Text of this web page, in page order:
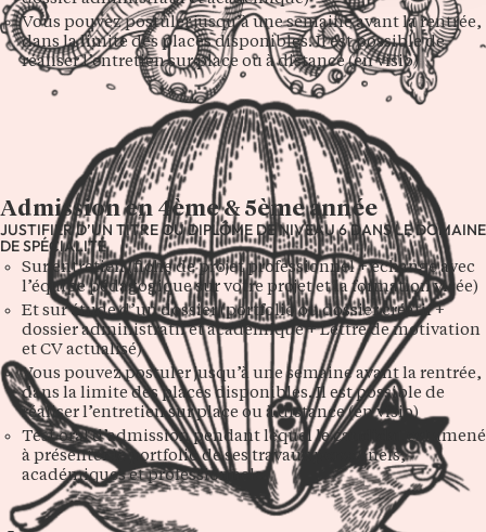
Vous pouvez postuler jusqu’à une semaine avant la rentrée,
dans la limite des places disponibles. Il est possible de
réaliser l’entretien sur place ou à distance (en visio)
Admission en 4ème & 5ème année
JUSTIFIER D’UN TITRE OU DIPLÔME DE NIVEAU 6 DANS LE DOMAINE
DE SPÉCIALITÉ
Sur entretien (fiche de projet professionnel + échange avec
l’équipe pédagogique sur votre projet et la formation visée)
Et sur étude d’un dossier (portfolio ou dossier créatif +
dossier administratif et académique + Lettre de motivation
et CV actualisé)
Vous pouvez postuler jusqu’à une semaine avant la rentrée,
dans la limite des places disponibles. Il est possible de
réaliser l’entretien sur place ou à distance (en visio)
Test oral d’admission pendant lequel le candidat est amené
à présenter le portfolio de ses travaux personnels,
académiques et professionnels